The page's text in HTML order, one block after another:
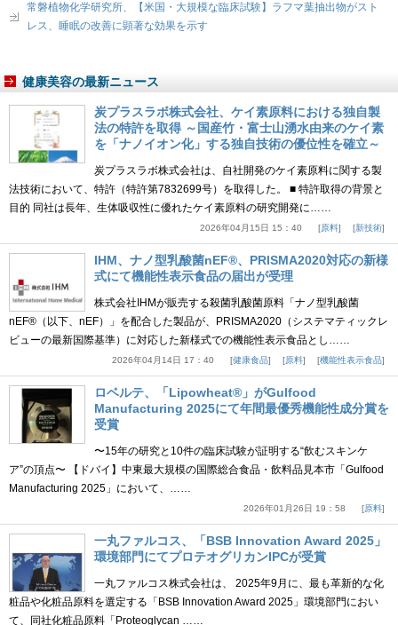
常磐植物化学研究所、【米国・大規模な臨床試験】ラフマ葉抽出物がスト
レス、睡眠の改善に顕著な効果を示す
健康美容の最新ニュース
炭プラスラボ株式会社、ケイ素原料における独自製
法の特許を取得 ～国産竹・富士山湧水由来のケイ素
を「ナノイオン化」する独自技術の優位性を確立～
炭プラスラボ株式会社は、自社開発のケイ素原料に関する製
法技術において、特許（特許第7832699号）を取得した。 ■ 特許取得の背景と
目的 同社は長年、生体吸収性に優れたケイ素原料の研究開発に……
2026年04月15日 15：40 原料 新技術
IHM、ナノ型乳酸菌nEF®、PRISMA2020対応の新様
式にて機能性表示食品の届出が受理
株式会社IHMが販売する殺菌乳酸菌原料「ナノ型乳酸菌
nEF®（以下、nEF）」を配合した製品が、PRISMA2020（システマティックレ
ビューの最新国際基準）に対応した新様式での機能性表示食品とし……
2026年04月14日 17：40 健康食品 原料 機能性表示食品
ロベルテ、「Lipowheat®」がGulfood
Manufacturing 2025にて年間最優秀機能性成分賞を
受賞
〜15年の研究と10件の臨床試験が証明する“飲むスキンケ
ア”の頂点〜 【ドバイ】中東最大規模の国際総合食品・飲料品見本市「Gulfood
Manufacturing 2025」において、……
2026年01月26日 19：58 原料
一丸ファルコス、「BSB Innovation Award 2025」
環境部門にてプロテオグリカンIPCが受賞
一丸ファルコス株式会社は、 2025年9月に、最も革新的な化
粧品や化粧品原料を選定する「BSB Innovation Award 2025」環境部門におい
て、同社化粧品原料「Proteoglycan ……